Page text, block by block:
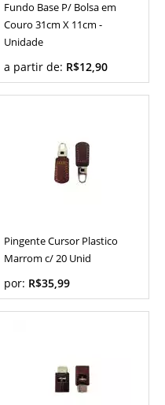
Fundo Base P/ Bolsa em
Couro 31cm X 11cm -
Unidade
a partir de: R$12,90
Pingente Cursor Plastico
Marrom c/ 20 Unid
por: R$35,99